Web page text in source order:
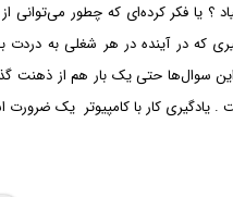
؟ یا فکر کرده‌ای که چطور می‌توانی
که در آینده در هر شغلی به دردت
این سوال‌ها حتی یک بار هم از ذهنت
. یادگیری کار با کامپیوتر یک